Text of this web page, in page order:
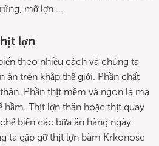
mỡ lợn ...
lợn
theo nhiều cách và chúng ta
ăn trên khắp thế giới. Phần chất
Phần thịt mềm và ngon là má
hầm. Thịt lợn thăn hoặc thịt quay
biến các bữa ăn hàng ngày.
ta gặp gỡ thịt lợn băm Krkonoše